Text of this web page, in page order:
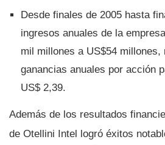
Desde finales de 2005 hasta
ingresos anuales de la
mil millones a US$54 millones,
ganancias anuales por acción
US$ 2,39.
Además de los resultados
de Otellini Intel logró éxitos